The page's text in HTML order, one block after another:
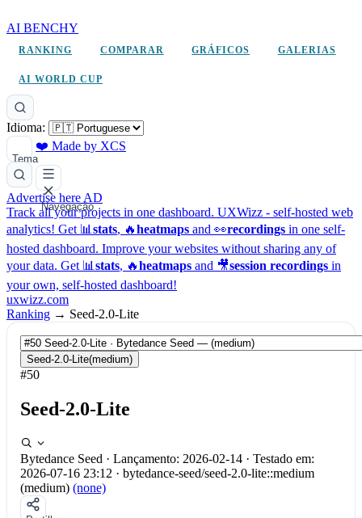
AI BENCHY
RANKING COMPARAR GRÁFICOS GALERIAS
AI WORLD CUP
Idioma:
Tema
❤️ Made by XCS
Navegação
Advertise here AD
Track all your projects in one dashboard. UXWizz - self-hosted web
analytics! Get 📊 stats, 🔥heatmaps and 👀recordings in one self-
hosted dashboard. Improve your websites without sharing any of
your data. Get 📊 stats, 🔥heatmaps and 🎥session recordings in
your own, self-hosted dashboard!
uxwizz.com
Ranking → Seed-2.0-Lite
Seed-2.0-Lite(medium)
#50
Seed-2.0-Lite
Bytedance Seed · Lançamento: 2026-02-14 · Testado em:
2026-07-16 23:12 · bytedance-seed/seed-2.0-lite::medium
(medium) (none)